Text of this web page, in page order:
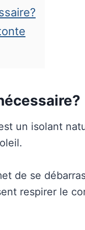
un isolant
de se
respirer le